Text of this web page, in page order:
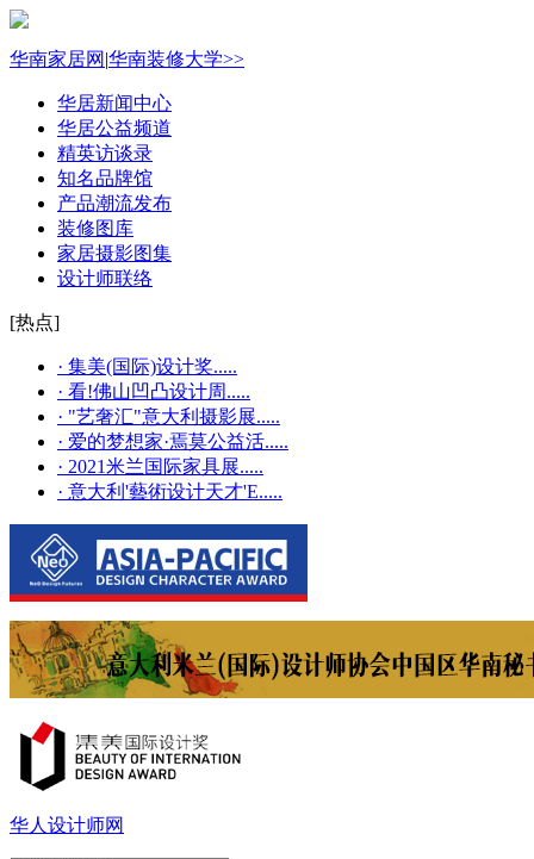
华南家居网 |华南装修大学>>
华居新闻中心
华居公益频道
精英访谈录
知名品牌馆
产品潮流发布
装修图库
家居摄影图集
设计师联络
[热点]
· 集美(国际)设计奖.....
· 看!佛山凹凸设计周.....
· "艺奢汇"​意大利摄影展.....
· 爱的梦想家·焉莫公益活.....
· 2021米兰国际家具展.....
· 意大利'藝術设计天才'E.....
华人设计师网